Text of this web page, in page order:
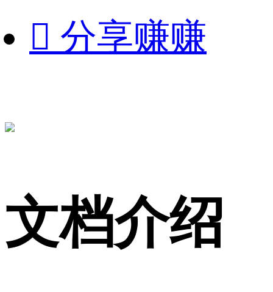
 分享赚赚
文档介绍